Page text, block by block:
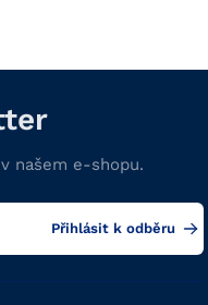
našem e-shopu.